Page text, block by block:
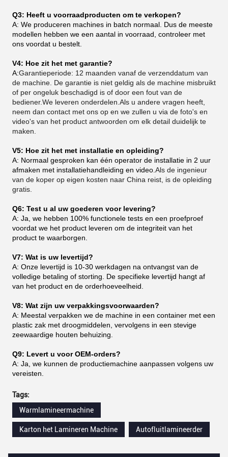
Q3: Heeft u voorraadproducten om te verkopen?
A: We produceren machines in batch normaal. Dus de meeste
modellen hebben we een aantal in voorraad, controleer met
ons voordat u bestelt.
V4: Hoe zit het met garantie?
A:Garantieperiode: 12 maanden vanaf de verzenddatum van
de machine. De garantie is niet geldig als de machine misbruikt
of per ongeluk beschadigd is of door een fout van de
bediener.We leveren onderdelen.Als u andere vragen heeft,
neem dan contact met ons op en we zullen u via de foto's en
video's van het product antwoorden om elk detail duidelijk te
maken.
V5: Hoe zit het met installatie en opleiding?
A: Normaal gesproken kan één operator de installatie in 2 uur
afmaken met installatiehandleiding en video. Als de ingenieur
van de koper op eigen kosten naar China reist, is de opleiding
gratis.
Q6: Test u al uw goederen voor levering?
A: Ja, we hebben 100% functionele tests en een proefproef
voordat we het product leveren om de integriteit van het
product te waarborgen.
V7: Wat is uw levertijd?
A: Onze levertijd is 10-30 werkdagen na ontvangst van de
volledige betaling of storting. De specifieke levertijd hangt af
van het product en de orderhoeveelheid.
V8: Wat zijn uw verpakkingsvoorwaarden?
A: Meestal verpakken we de machine in een container met een
plastic zak met droogmiddelen, vervolgens in een stevige
zeewaardige houten behuizing.
Q9: Levert u voor OEM-orders?
A: Ja, we kunnen de productiemachine aanpassen volgens uw
vereisten.
Tags:
Warmlamineermachine
Karton het Lamineren Machine Autofluitlamineerder